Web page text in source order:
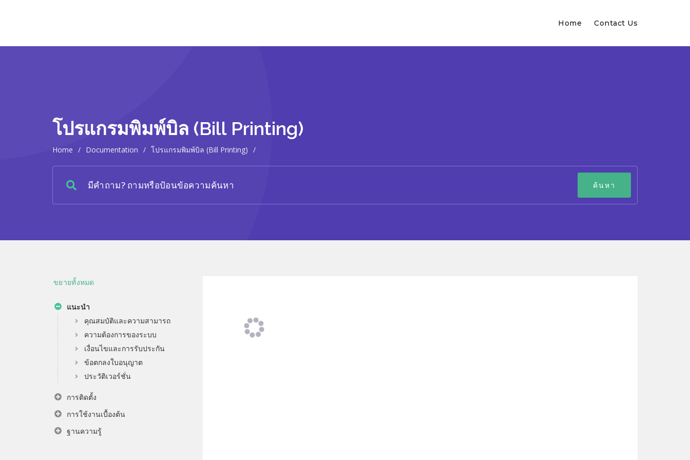
Home Contact Us
โปรแกรมพิมพ์บิล (Bill Printing)
Home / Documentation / โปรแกรมพิมพ์บิล (Bill Printing) /
ขยายทั้งหมด
แนะนำ
คุณสมบัติและความสามารถ
ความต้องการของระบบ
เงื่อนไขและการรับประกัน
ข้อตกลงใบอนุญาต
ประวัติเวอร์ชั่น
การติดตั้ง
การใช้งานเบื้องต้น
ฐานความรู้